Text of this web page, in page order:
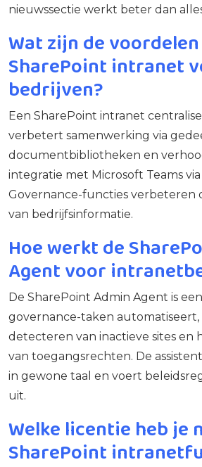
nieuwssectie werkt beter dan
Wat zijn de
SharePoint intranet
bedrijven?
Een SharePoint intranet
verbetert samenwerking via
documentbibliotheken en
integratie met Microsoft Teams via
Governance-functies verbeteren
van bedrijfsinformatie.
Hoe werkt de
Agent voor
De SharePoint Admin Agent is
governance-taken automatiseert,
detecteren van inactieve sites en
van toegangsrechten. De
in gewone taal en voert
uit.
Welke licentie heb je
SharePoint